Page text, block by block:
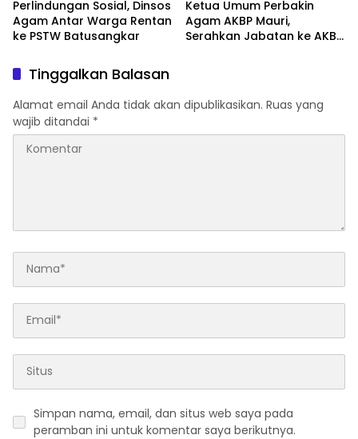
Perlindungan Sosial, Dinsos
Agam Antar Warga Rentan
ke PSTW Batusangkar
Ketua Umum Perbakin
Agam AKBP Mauri,
Serahkan Jabatan ke AKBP
Tinggalkan Balasan
Alamat email Anda tidak akan dipublikasikan. Ruas yang
wajib ditandai *
Simpan nama, email, dan situs web saya pada
peramban ini untuk komentar saya berikutnya.